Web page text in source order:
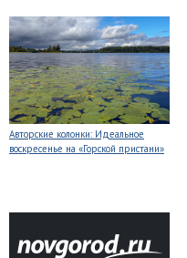
Авторские колонки: Идеальное
воскресенье на «Горской пристани»